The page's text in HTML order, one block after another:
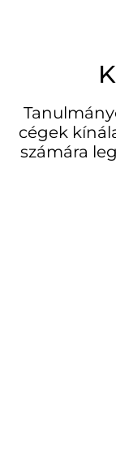
cégek
számára